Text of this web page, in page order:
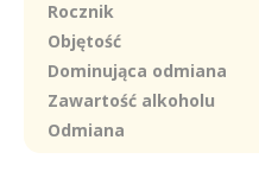
Rocznik
Objętość
Dominująca odmiana
Zawartość alkoholu
Odmiana